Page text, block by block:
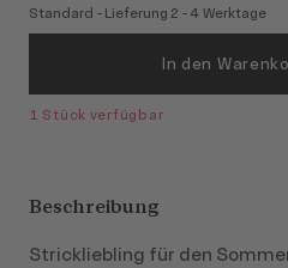
Standard - Lieferung 2 - 4 Werktage
In den
1 Stück verfügbar
Beschreibung
Strickliebling für den